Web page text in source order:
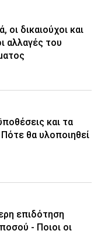
οι δικαιούχοι και
αλλαγές του
και τα
θα υλοποιηθεί
επιδότηση
- Ποιοι οι